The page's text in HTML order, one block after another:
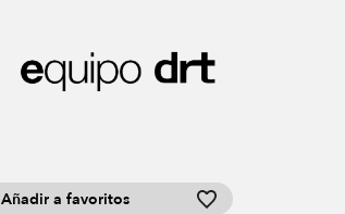
Añadir a favoritos